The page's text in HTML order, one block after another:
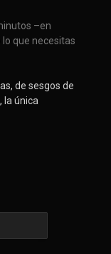
–en
que necesitas
de sesgos de
la única